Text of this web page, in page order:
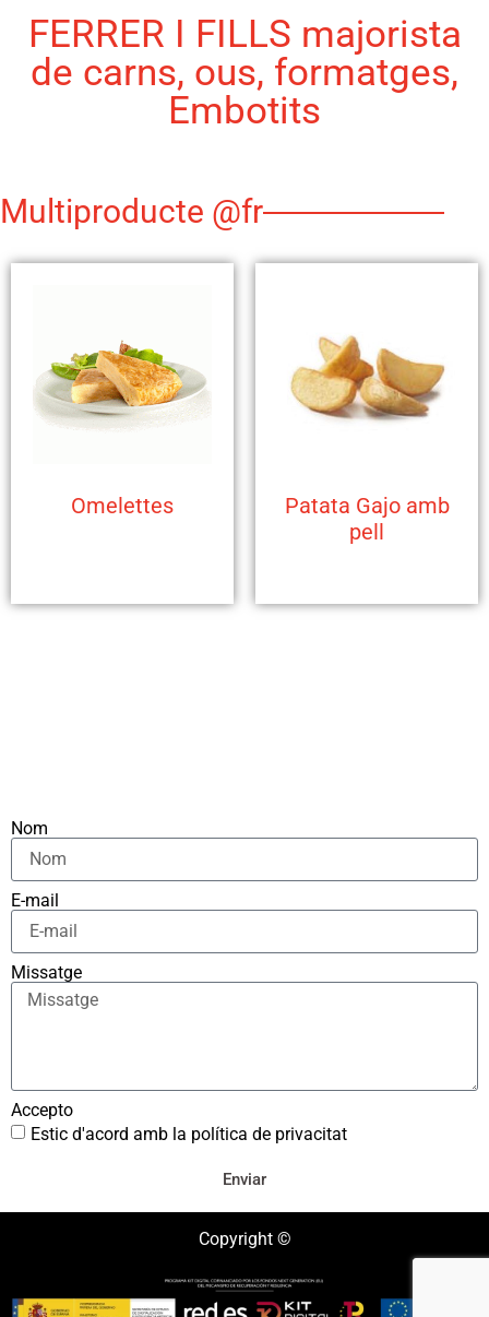
FERRER I FILLS majorista
de carns, ous, formatges,
Embotits
Multiproducte @fr
Omelettes
Patata Gajo amb
pell
Nom
E-mail
Missatge
Accepto
Estic d'acord amb la política de privacitat
Enviar
Copyright ©